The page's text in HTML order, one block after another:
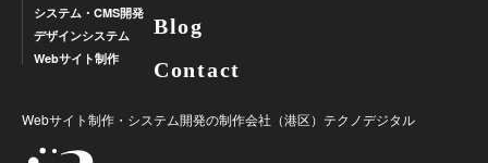
Webサイト制作・システム開発の制作会社（港区） テクノデジタル
システム・CMS開発
デザインシステム
Webサイト制作
Blog
Contact